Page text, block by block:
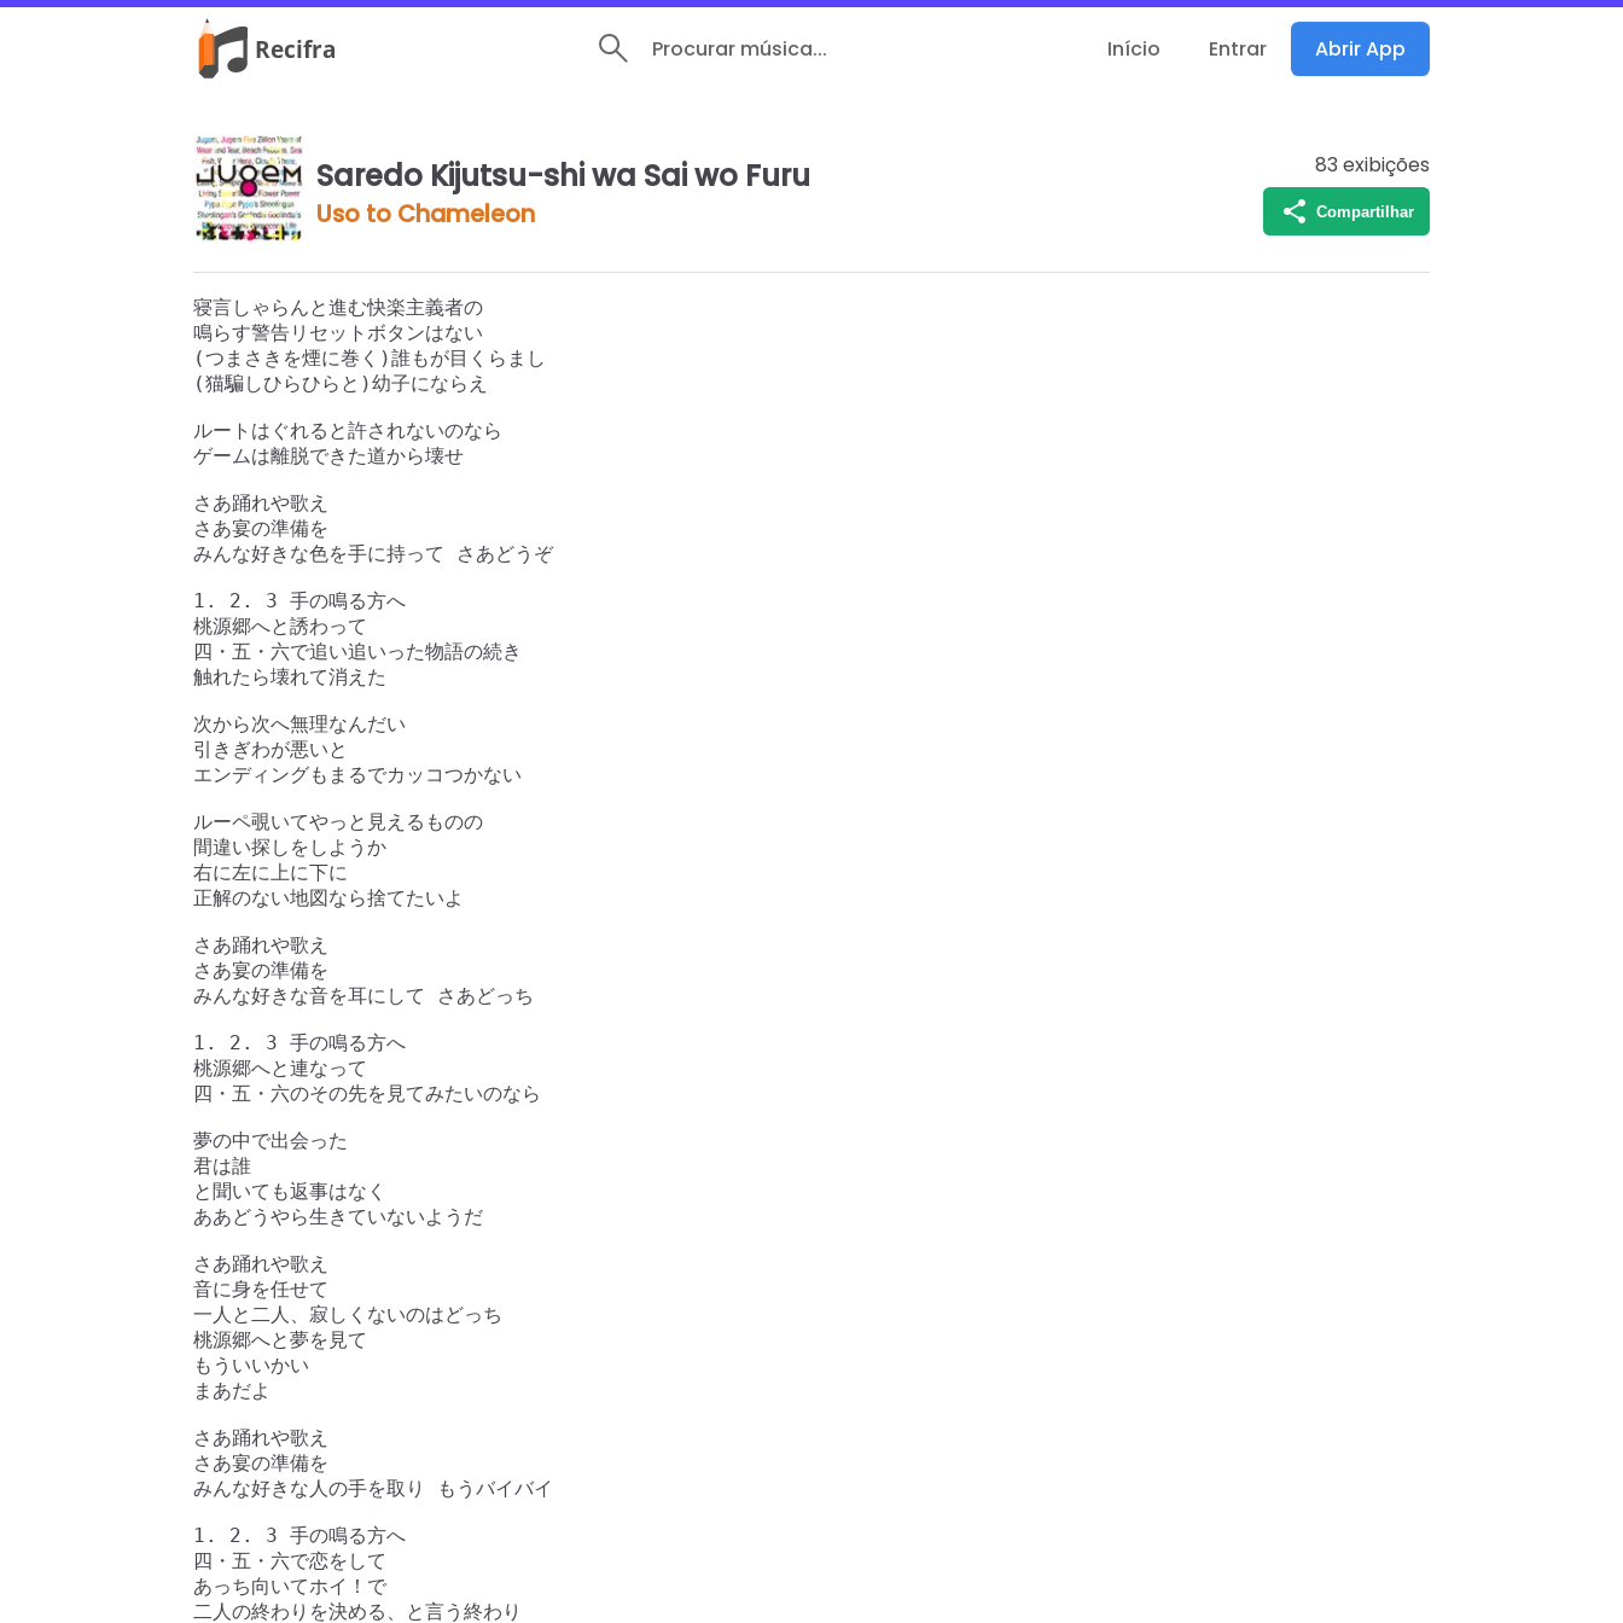
Procurar música... Início Entrar Abrir App
Saredo Kijutsu-shi wa Sai wo Furu
Uso to Chameleon
83 exibições
Compartilhar
寝言しゃらんと進む快楽主義者の
鳴らす警告リセットボタンはない
(つまさきを煙に巻く)誰もが目くらまし
(猫騙しひらひらと)幼子にならえ
ルートはぐれると許されないのなら
ゲームは離脱できた道から壊せ
さあ踊れや歌え
さあ宴の準備を
みんな好きな色を手に持って さあどうぞ
1. 2. 3 手の鳴る方へ
桃源郷へと誘わって
四・五・六で追い追いった物語の続き
触れたら壊れて消えた
次から次へ無理なんだい
引きぎわが悪いと
エンディングもまるでカッコつかない
ルーペ覗いてやっと見えるものの
間違い探しをしようか
右に左に上に下に
正解のない地図なら捨てたいよ
さあ踊れや歌え
さあ宴の準備を
みんな好きな音を耳にして さあどっち
1. 2. 3 手の鳴る方へ
桃源郷へと連なって
四・五・六のその先を見てみたいのなら
夢の中で出会った
君は誰
と聞いても返事はなく
ああどうやら生きていないようだ
さあ踊れや歌え
音に身を任せて
一人と二人、寂しくないのはどっち
桃源郷へと夢を見て
もういいかい
まあだよ
さあ踊れや歌え
さあ宴の準備を
みんな好きな人の手を取り もうバイバイ
1. 2. 3 手の鳴る方へ
四・五・六で恋をして
あっち向いてホイ！で
二人の終わりを決める、と言う終わり